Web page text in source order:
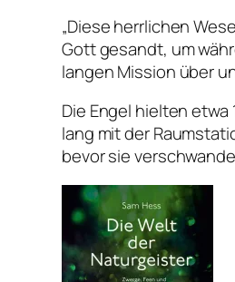
„Diese herrlichen
Gott gesandt, um
langen Mission über
Die Engel hielten etwa
lang mit der
bevor sie